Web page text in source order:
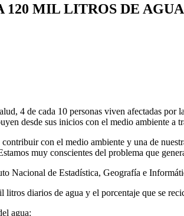
120 MIL LITROS DE
4 de cada 10 personas viven afectadas
desde sus inicios con el medio ambiente a
con el medio ambiente y una de
muy conscientes del problema que
Nacional de Estadística, Geografía e
diarios de agua y el porcentaje que se
agua: